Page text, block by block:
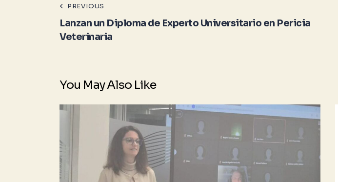
PREVIOUS
Lanzan un Diploma de Experto Universitario en Pericia
Veterinaria
You May Also Like